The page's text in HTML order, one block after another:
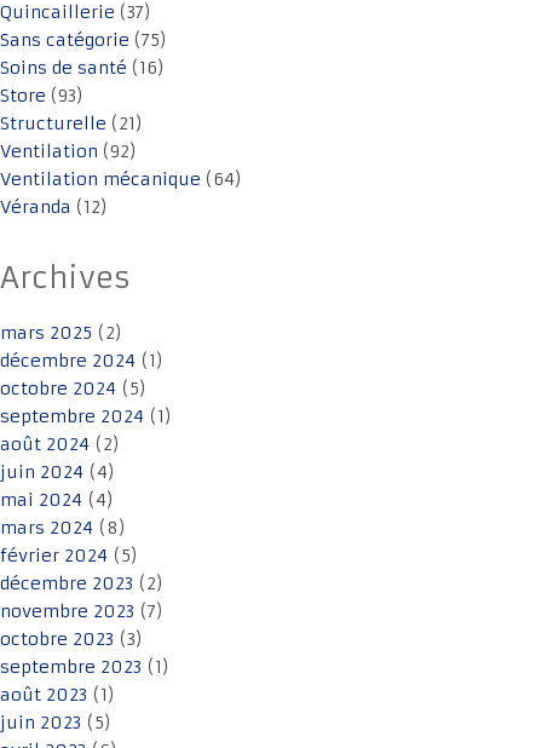
Quincaillerie (37)
Sans catégorie (75)
Soins de santé (16)
Store (93)
Structurelle (21)
Ventilation (92)
Ventilation mécanique (64)
Véranda (12)
Archives
mars 2025 (2)
décembre 2024 (1)
octobre 2024 (5)
septembre 2024 (1)
août 2024 (2)
juin 2024 (4)
mai 2024 (4)
mars 2024 (8)
février 2024 (5)
décembre 2023 (2)
novembre 2023 (7)
octobre 2023 (3)
septembre 2023 (1)
août 2023 (1)
juin 2023 (5)